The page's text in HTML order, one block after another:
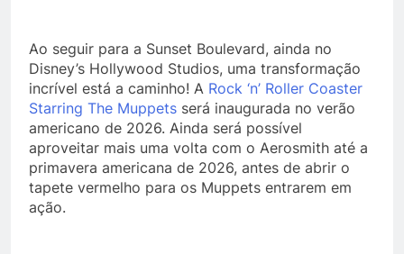
Ao seguir para a Sunset Boulevard, ainda no
Disney’s Hollywood Studios, uma transformação
incrível está a caminho! A Rock ‘n’ Roller Coaster
Starring The Muppets será inaugurada no verão
americano de 2026. Ainda será possível
aproveitar mais uma volta com o Aerosmith até a
primavera americana de 2026, antes de abrir o
tapete vermelho para os Muppets entrarem em
ação.